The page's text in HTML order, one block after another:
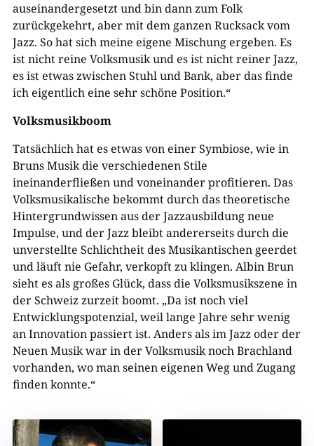
auseinandergesetzt und bin dann zum Folk
zurückgekehrt, aber mit dem ganzen Rucksack vom
Jazz. So hat sich meine eigene Mischung ergeben. Es
ist nicht reine Volksmusik und es ist nicht reiner Jazz,
es ist etwas zwischen Stuhl und Bank, aber das finde
ich eigentlich eine sehr schöne Position.“
Volksmusikboom
Tatsächlich hat es etwas von einer Symbiose, wie in
Bruns Musik die verschiedenen Stile
ineinanderfließen und voneinander profitieren. Das
Volksmusikalische bekommt durch das theoretische
Hintergrundwissen aus der Jazzausbildung neue
Impulse, und der Jazz bleibt andererseits durch die
unverstellte Schlichtheit des Musikantischen geerdet
und läuft nie Gefahr, verkopft zu klingen. Albin Brun
sieht es als großes Glück, dass die Volksmusikszene in
der Schweiz zurzeit boomt. „Da ist noch viel
Entwicklungspotenzial, weil lange Jahre sehr wenig
an Innovation passiert ist. Anders als im Jazz oder der
Neuen Musik war in der Volksmusik noch Brachland
vorhanden, wo man seinen eigenen Weg und Zugang
finden konnte.“